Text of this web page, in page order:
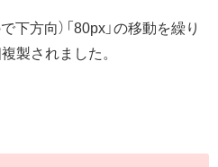
下方向）「80px」の移動を繰り
製されました。